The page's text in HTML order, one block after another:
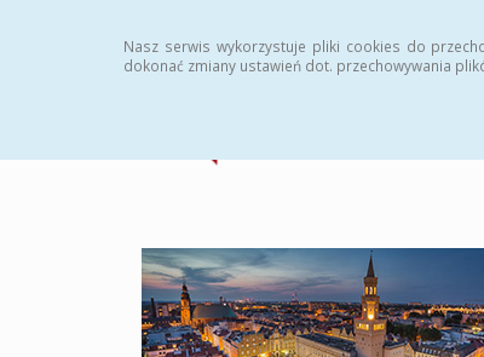
Nasz serwis wykorzystuje pliki cookies do
dokonać zmiany ustawień dot. przechowywania